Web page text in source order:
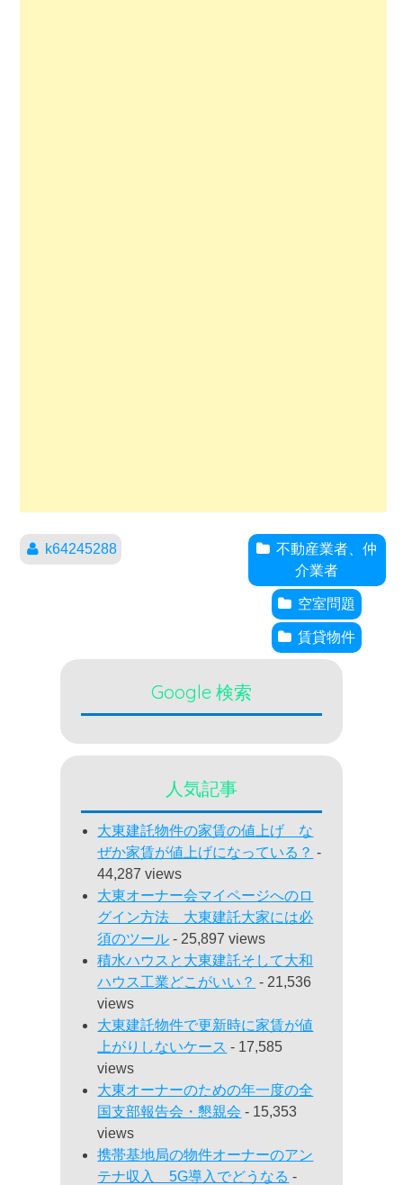
k64245288
不動産業者、仲
介業者
空室問題
賃貸物件
Google 検索
人気記事
大東建託物件の家賃の値上げ な
ぜか家賃が値上げになっている？ -
44,287 views
大東オーナー会マイページへのロ
グイン方法 大東建託大家には必
須のツール - 25,897 views
積水ハウスと大東建託そして大和
ハウス工業どこがいい？ - 21,536
views
大東建託物件で更新時に家賃が値
上がりしないケース - 17,585
views
大東オーナーのための年一度の全
国支部報告会・懇親会 - 15,353
views
携帯基地局の物件オーナーのアン
テナ収入 5G導入でどうなる -